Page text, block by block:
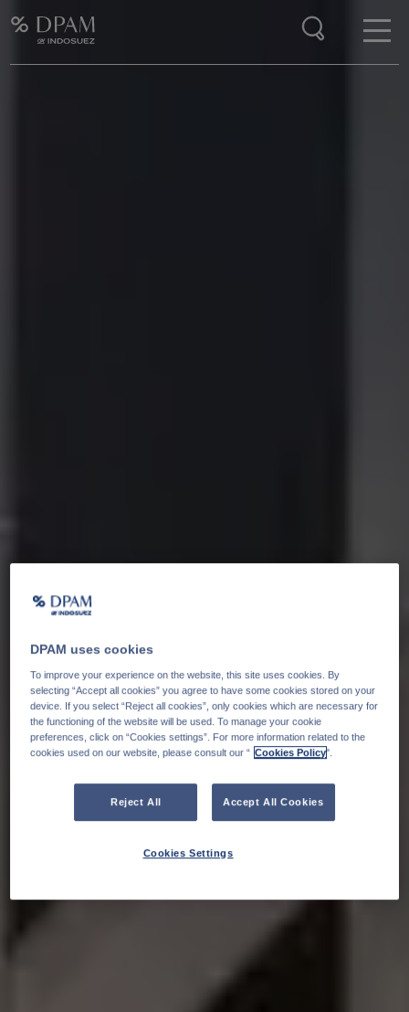
DPAM uses cookies
To improve your experience on the website, this site uses cookies. By
selecting “Accept all cookies” you agree to have some cookies stored on your
device. If you select “Reject all cookies”, only cookies which are necessary for
the functioning of the website will be used. To manage your cookie
preferences, click on “Cookies settings”. For more information related to the
cookies used on our website, please consult our “ Cookies Policy".
Reject All Accept All Cookies
Cookies Settings